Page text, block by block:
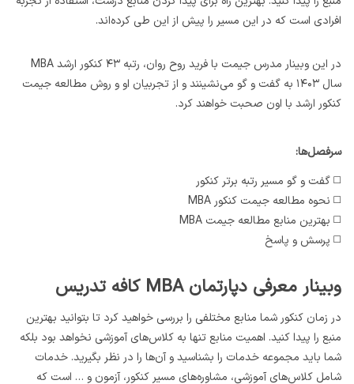
افرادی است که در این مسیر را پیش از این طی کرده‌اند.
در این وبینار مدرس جیمت با فرید روح روان، رتبه ۴۳ کنکور ارشد MBA
سال ۱۴۰۳ به گفت و گو می‌نشینند و از تجربیان او و روش مطالعه جیمت
کنکور ارشد با اون صحبت خواهند کرد.
سرفصل‌ها:
◻️ گفت و گو مسیر رتبه برتر کنکور
◻️ نحوه مطالعه جیمت کنکور MBA
◻️ بهترین منابع مطالعه جیمت MBA
◻️ پرسش و پاسخ
وبینار معرفی دپارتمان MBA کافه تدریس
در زمان کنکور شما منابع مختلفی را بررسی خواهید کرد تا بتوانید بهترین
منبع را پیدا کنید. اهمیت منابع تنها به کلاس‌های آموزشی نخواهد بود بلکه
شما باید مجموعه خدمات را بشناسید و آن‌ها را در نظر بگیرید. خدمات
شامل کلاس‌های آموزشی، مشاوره‌های مسیر کنکور، آزمون و … است که